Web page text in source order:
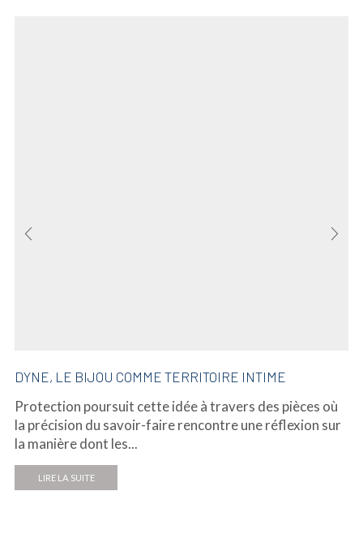
DYNE, LE BIJOU COMME TERRITOIRE INTIME
Protection poursuit cette idée à travers des pièces où
la précision du savoir-faire rencontre une réflexion sur
la manière dont les...
LIRE LA SUITE